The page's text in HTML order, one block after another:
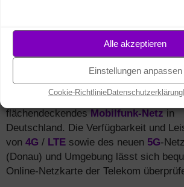
Alle akzeptieren
Einstellungen anpassen
Cookie-RichtlinieDatenschutzerklärung
(Donau) (5G, 4G / LTE, 3G)
Sind Sie auf der Suche nach einer
Internetverbindung für Ihre mobilen
wieSmartphonesoder Tablets? Die
Deutsche Telekom bietet ein nahezu
flächendeckendes Mobilfunk-Netz in
Deutschland. Die Verfügbarkeit und
von 4G / LTE sowie des neuen 5G-
(Donau) und Umgebung lässt sich
Online-Netzkarte der Telekom